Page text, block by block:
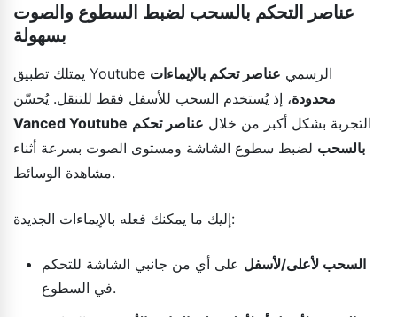
عناصر التحكم بالسحب لضبط السطوع والصوت
بسهولة
يمتلك تطبيق Youtube الرسمي عناصر تحكم بالإيماءات
محدودة، إذ يُستخدم السحب للأسفل فقط للتنقل. يُحسّن
Vanced Youtube
التجربة بشكل أكبر من خلال عناصر تحكم
بالسحب لضبط سطوع الشاشة ومستوى الصوت بسرعة أثناء
مشاهدة الوسائط.
إليك ما يمكنك فعله بالإيماءات الجديدة:
السحب لأعلى/لأسفل على أي من جانبي الشاشة للتحكم
في السطوع.